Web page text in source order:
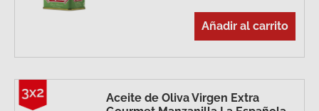
Añadir al carrito
Aceite de Oliva Virgen Extra